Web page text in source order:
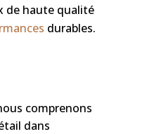
de haute qualité
durables.
comprenons
dans